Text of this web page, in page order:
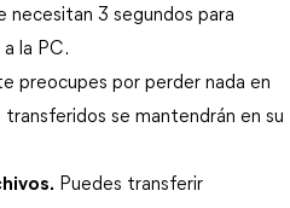
necesitan 3 segundos para
la PC.
preocupes por perder nada en
se mantendrán en su
Puedes transferir